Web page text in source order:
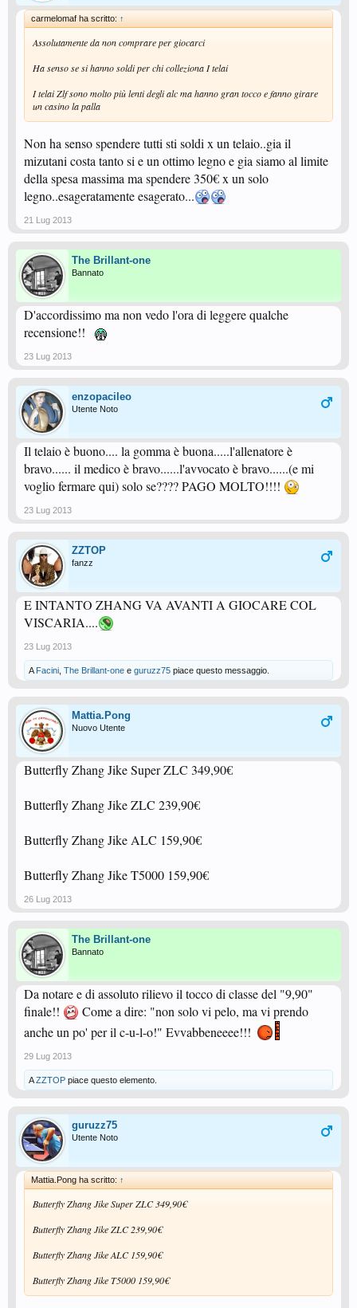
carmelomaf ha scritto: ↑
Assolutamente da non comprare per giocarci
Ha senso se si hanno soldi per chi colleziona I telai
I telai Zlf sono molto più lenti degli alc ma hanno gran tocco e fanno girare
un casino la palla
Non ha senso spendere tutti sti soldi x un telaio..gia il
mizutani costa tanto si e un ottimo legno e gia siamo al limite
della spesa massima ma spendere 350€ x un solo
legno..esageratamente esagerato...
21 Lug 2013
The Brillant-one
Bannato
D'accordissimo ma non vedo l'ora di leggere qualche
recensione!!
23 Lug 2013
enzopacileo
Utente Noto
Il telaio è buono.... la gomma è buona.....l'allenatore è
bravo...... il medico è bravo......l'avvocato è bravo......(e mi
voglio fermare qui) solo se???? PAGO MOLTO!!!!
23 Lug 2013
ZZTOP
fanzz
E INTANTO ZHANG VA AVANTI A GIOCARE COL
VISCARIA....
23 Lug 2013
A Facini The Brillant-one e guruzz75 piace questo messaggio.
Mattia.Pong
Nuovo Utente
Butterfly Zhang Jike Super ZLC 349,90€
Butterfly Zhang Jike ZLC 239,90€
Butterfly Zhang Jike ALC 159,90€
Butterfly Zhang Jike T5000 159,90€
26 Lug 2013
The Brillant-one
Bannato
Da notare e di assoluto rilievo il tocco di classe del "9,90"
finale!!
Come a dire: "non solo vi pelo, ma vi prendo
anche un po' per il c-u-l-o!" Evvabbeneeee!!!
29 Lug 2013
AZZTOP piace questo elemento.
guruzz75
Utente Noto
Mattia.Pong ha scritto: ↑
Butterfly Zhang Jike Super ZLC 349,90€
Butterfly Zhang Jike ZLC 239,90€
Butterfly Zhang Jike ALC 159,90€
Butterfly Zhang Jike T5000 159,90€